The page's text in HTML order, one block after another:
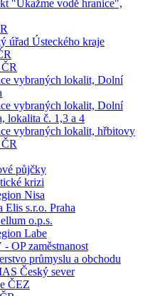
"Ukažme vodě hranice",
úřad Ústeckého kraje
vybraných lokalit, Dolní
vybraných lokalit, Dolní
lokalita č. 1,3 a 4
vybraných lokalit, hřbitovy
půjčky
krizi
Nisa
Elis s.r.o. Praha
o.p.s.
Labe
OP zaměstnanost
průmyslu a obchodu
Český sever
ČEZ